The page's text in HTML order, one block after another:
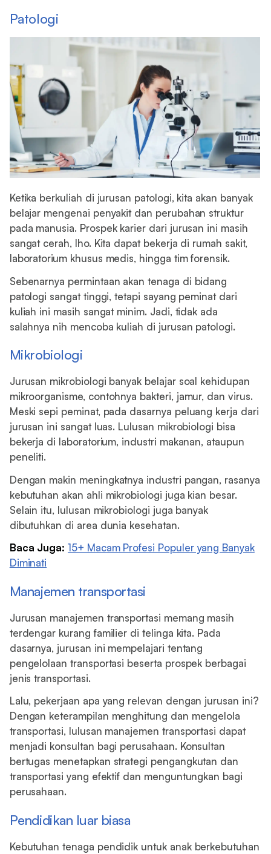
Patologi
Ketika berkuliah di jurusan patologi, kita akan banyak
belajar mengenai penyakit dan perubahan struktur
pada manusia. Prospek karier dari jurusan ini masih
sangat cerah, lho. Kita dapat bekerja di rumah sakit,
laboratorium khusus medis, hingga tim forensik.
Sebenarnya permintaan akan tenaga di bidang
patologi sangat tinggi, tetapi sayang peminat dari
kuliah ini masih sangat minim. Jadi, tidak ada
salahnya nih mencoba kuliah di jurusan patologi.
Mikrobiologi
Jurusan mikrobiologi banyak belajar soal kehidupan
mikroorganisme, contohnya bakteri, jamur, dan virus.
Meski sepi peminat, pada dasarnya peluang kerja dari
jurusan ini sangat luas. Lulusan mikrobiologi bisa
bekerja di laboratorium, industri makanan, ataupun
peneliti.
Dengan makin meningkatnya industri pangan, rasanya
kebutuhan akan ahli mikrobiologi juga kian besar.
Selain itu, lulusan mikrobiologi juga banyak
dibutuhkan di area dunia kesehatan.
Baca Juga:15+ Macam Profesi Populer yang Banyak
Diminati
Manajemen transportasi
Jurusan manajemen transportasi memang masih
terdengar kurang familier di telinga kita. Pada
dasarnya, jurusan ini mempelajari tentang
pengelolaan transportasi beserta prospek berbagai
jenis transportasi.
Lalu, pekerjaan apa yang relevan dengan jurusan ini?
Dengan keterampilan menghitung dan mengelola
transportasi, lulusan manajemen transportasi dapat
menjadi konsultan bagi perusahaan. Konsultan
bertugas menetapkan strategi pengangkutan dan
transportasi yang efektif dan menguntungkan bagi
perusahaan.
Pendidikan luar biasa
Kebutuhan tenaga pendidik untuk anak berkebutuhan